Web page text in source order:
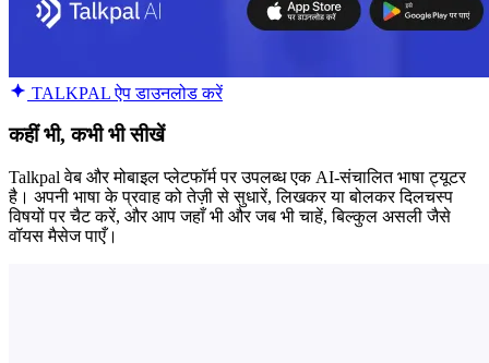
TALKPAL ऐप डाउनलोड करें
कहीं भी, कभी भी सीखें
Talkpal वेब और मोबाइल प्लेटफॉर्म पर उपलब्ध एक AI-संचालित भाषा ट्यूटर
है। अपनी भाषा के प्रवाह को तेज़ी से सुधारें, लिखकर या बोलकर दिलचस्प
विषयों पर चैट करें, और आप जहाँ भी और जब भी चाहें, बिल्कुल असली जैसे
वॉयस मैसेज पाएँ।